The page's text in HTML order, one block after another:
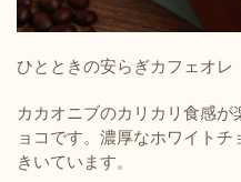
ひとときの安らぎカフェオレ
カカオニブのカリカリ食感
ョコです。濃厚なホワイト
きいています。